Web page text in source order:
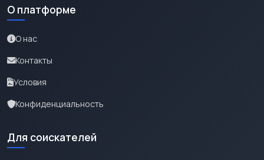
О платформе
О нас
Контакты
Условия
Конфиденциальность
Для соискателей